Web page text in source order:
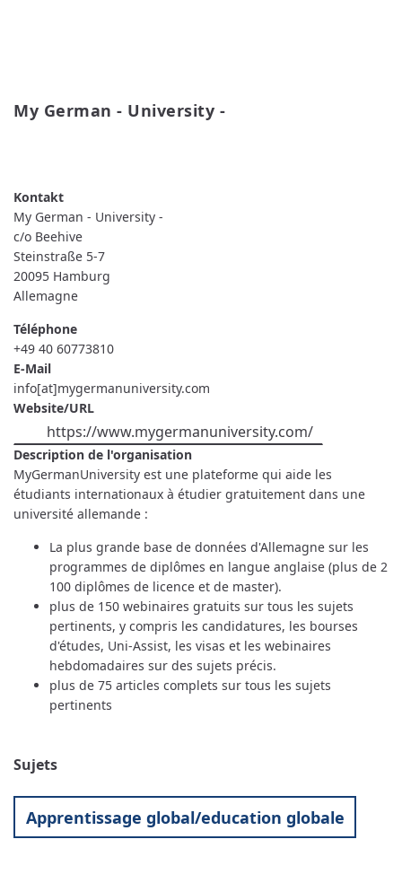
My German - University -
UNIVERSITY
-
My German - University -
c/o Beehive
Steinstraße 5-7
20095 Hamburg
Allemagne
Téléphone
+49 40 60773810
E-Mail
info[at]mygermanuniversity.com
Website/URL
https://www.mygermanuniversity.com/
Description de l'organisation
MyGermanUniversity est une plateforme qui aide les
étudiants internationaux à étudier gratuitement dans une
université allemande :
La plus grande base de données d'Allemagne sur les
programmes de diplômes en langue anglaise (plus de 2
100 diplômes de licence et de master).
plus de 150 webinaires gratuits sur tous les sujets
pertinents, y compris les candidatures, les bourses
d'études, Uni-Assist, les visas et les webinaires
hebdomadaires sur des sujets précis.
plus de 75 articles complets sur tous les sujets
pertinents
Sujets
Apprentissage global/education globale